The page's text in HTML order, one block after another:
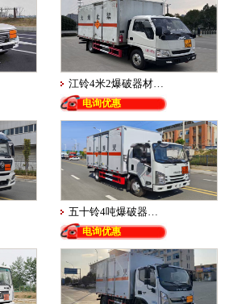
江铃4米2爆破器材…
电询优惠
五十铃4吨爆破器…
电询优惠